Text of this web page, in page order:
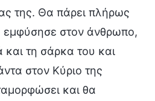
της. Θα πάρει πλήρως
στον άνθρωπο,
τη σάρκα του και
στον Κύριο της
και θα